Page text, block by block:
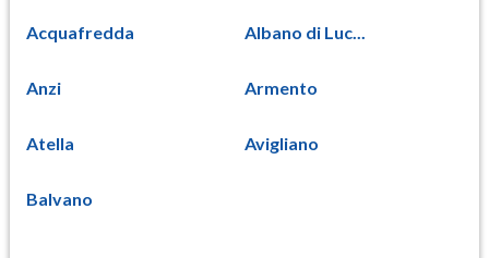
Acquafredda Albano di Luc...
Anzi Armento
Atella Avigliano
Balvano